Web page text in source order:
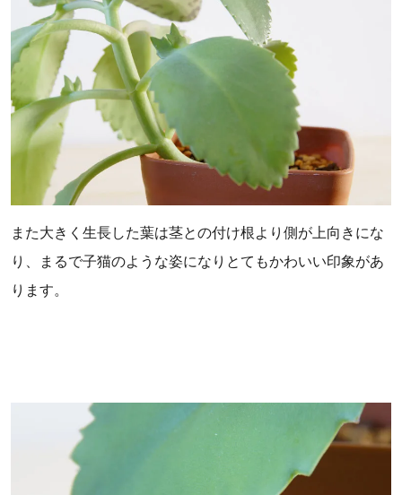
また大きく生長した葉は茎との付け根より側が上向きにな
り、まるで子猫のような姿になりとてもかわいい印象があ
ります。